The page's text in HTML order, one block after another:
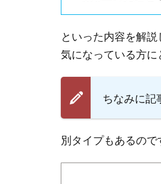
といった内容を解説
気になっている方
ちなみに記
別タイプもあるの